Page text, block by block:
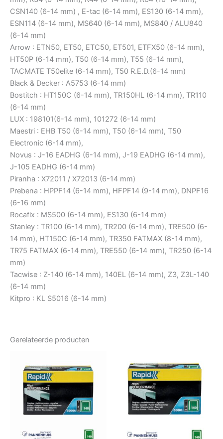
CSN140 (6-14 mm) , E-tac (6-14 mm), ES130 (6-14 mm),
ESN114 (6-14 mm), MS640 (6-14 mm), MS840 / ALU840
(6-14 mm)
Arrow : ETN50, ET50, ETC50, ET501, ETFX50 (6-14 mm),
HT50P (6-14 mm), T50 (6-14 mm), T55 (6-14 mm),
TACMATE T50elite (6-14 mm), T50 R.E.D.(6-14 mm)
Black & Decker : A5753 (6-14 mm)
Bostitch : HT150C (6-14 mm), TR150HL (6-14 mm), TR110
(6-14 mm)
LUX : 198101(6-14 mm), 101272 (6-14 mm)
Maestri : EHB T50 (6-14 mm), T50 (6-14 mm), T50
Electronic (6-14 mm),
Novus : J-16 EADHG (6-14 mm), J-19 EADHG (6-14 mm),
J-105 EADHG (6-14 mm)
Piranha : X72011 / X72013 (6-14 mm)
Prebena : HPPF14 (6-14 mm), HFPF14 (9-14 mm), DNPF16
(6-16 mm)
Rocafix : MS500 (6-14 mm), ES130 (6-14 mm)
Stanley : TR100 (6-14 mm), TR200 (6-14 mm), TRE500 (6-
14 mm), HT150C (6-14 mm), TR350 FATMAX (8-14 mm),
TR75 FATMAX (6-14 mm), TRE550 (6-14 mm), TR250 (6-14
mm)
Tacwise : Z-140 (6-14 mm), 140EL (6-14 mm), Z3, Z3L-140
(6-14 mm)
Kitpro : KL S5016 (6-14 mm)
Gerelateerde producten